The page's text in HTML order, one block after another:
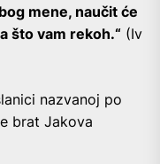
mene, naučit će
što vam rekoh.“ (Iv
nazvanoj po
brat Jakova